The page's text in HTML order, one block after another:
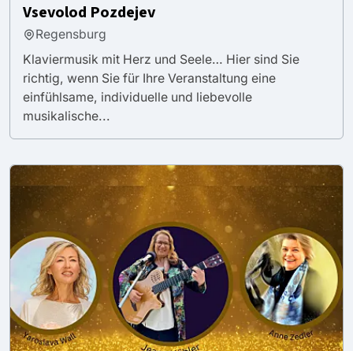
Vsevolod Pozdejev
Regensburg
Klaviermusik mit Herz und Seele… Hier sind Sie
richtig, wenn Sie für Ihre Veranstaltung eine
einfühlsame, individuelle und liebevolle
musikalische...